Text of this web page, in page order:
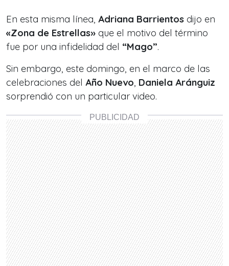
En esta misma línea, Adriana Barrientos dijo en
«Zona de Estrellas» que el motivo del término
fue por una infidelidad del “Mago”.
Sin embargo, este domingo, en el marco de las
celebraciones del Año Nuevo, Daniela Aránguiz
sorprendió con un particular video.